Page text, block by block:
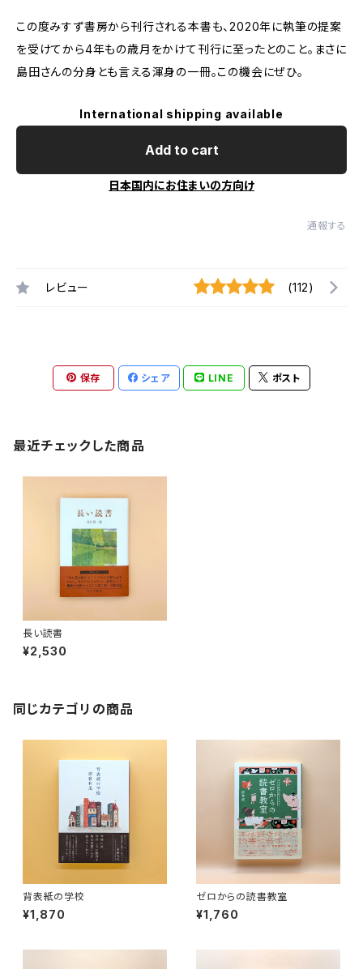
この度みすず書房から刊行される本書も、2020年に執筆の提案
を受けてから4年もの歳月をかけて刊行に至ったとのこと。まさに
島田さんの分身とも言える渾身の一冊。この機会にぜひ。
International shipping available
Add to cart
日本国内にお住まいの方向け
通報する
レビュー (112)
保存 シェア LINE ポスト
最近チェックした商品
長い読書
¥2,530
同じカテゴリの商品
背表紙の学校
¥1,870
ゼロからの読書教室
¥1,760